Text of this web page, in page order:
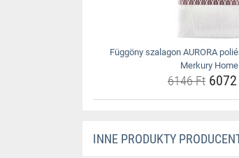
Függöny szalagon AURORA
Merkury Home
6146 Ft6072
INNE PRODUKTY